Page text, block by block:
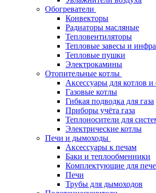
Обогреватели
Конвекторы
Радиаторы масляные
Тепловентиляторы
Тепловые завесы и
Тепловые пушки
Электрокамины
Отопительные котлы
Аксессуары для котлов и
Газовые котлы
Гибкая подводка для газа
Приборы учёта газа
Теплоносители для
Электрические котлы
Печи и дымоходы
Аксессуары к печам
Баки и теплообменники
Комплектующие для
Печи
Трубы для дымоходов